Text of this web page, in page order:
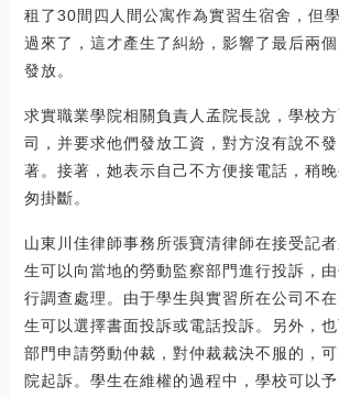
租了30間四人間公寓作為實習生宿舍，但
過來了，這才產生了糾紛，影響了最后兩
發放。
求實職業學院相關負責人孟院長說，學校
司，并要求他們發放工資，對方沒有說不
著。接著，她表示自己不方便接電話，稍
匆掛斷。
山東川佳律師事務所張寶清律師在接受記
生可以向當地的勞動監察部門進行投訴，
行調查處理。由于學生與實習所在公司不
生可以選擇書面投訴或電話投訴。另外，
部門申請勞動仲裁，對仲裁裁決不服的，
院起訴。學生在維權的過程中，學校可以